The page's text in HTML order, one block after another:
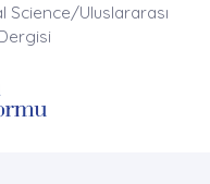
Science/Uluslararası